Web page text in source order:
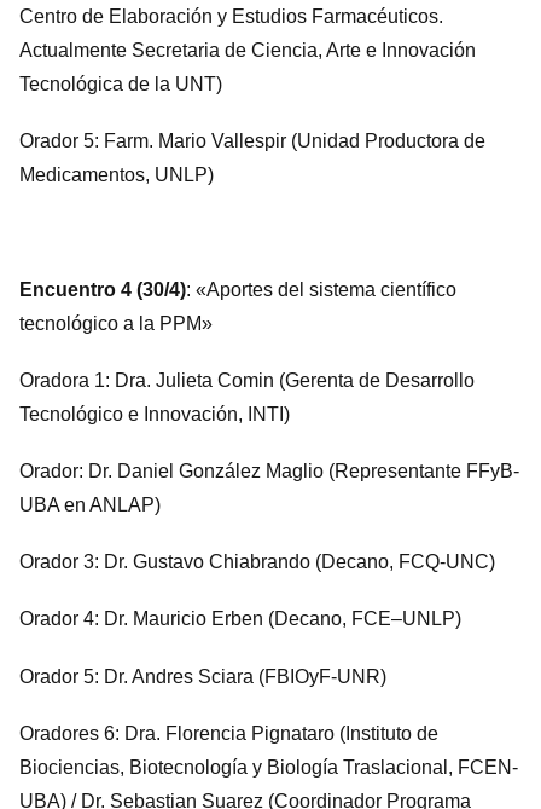
Centro de Elaboración y Estudios Farmacéuticos.
Actualmente Secretaria de Ciencia, Arte e Innovación
Tecnológica de la UNT)
Orador 5: Farm. Mario Vallespir (Unidad Productora de
Medicamentos, UNLP)
Encuentro 4 (30/4): «Aportes del sistema científico
tecnológico a la PPM»
Oradora 1: Dra. Julieta Comin (Gerenta de Desarrollo
Tecnológico e Innovación, INTI)
Orador: Dr. Daniel González Maglio (Representante FFyB-
UBA en ANLAP)
Orador 3: Dr. Gustavo Chiabrando (Decano, FCQ-UNC)
Orador 4: Dr. Mauricio Erben (Decano, FCE–UNLP)
Orador 5: Dr. Andres Sciara (FBIOyF-UNR)
Oradores 6: Dra. Florencia Pignataro (Instituto de
Biociencias, Biotecnología y Biología Traslacional, FCEN-
UBA) / Dr. Sebastian Suarez (Coordinador Programa